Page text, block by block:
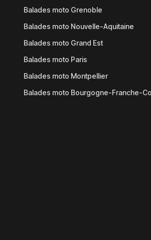
Balades moto Grenoble
Balades moto Nouvelle-Aquitaine
Balades moto Grand Est
Balades moto Paris
Balades moto Montpellier
Balades moto Bourgogne-Franche-